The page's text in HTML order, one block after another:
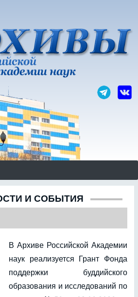
И СОБЫТИЯ
В Архиве Российской Академии
наук реализуется Грант Фонда
поддержки буддийского
образования и исследований по